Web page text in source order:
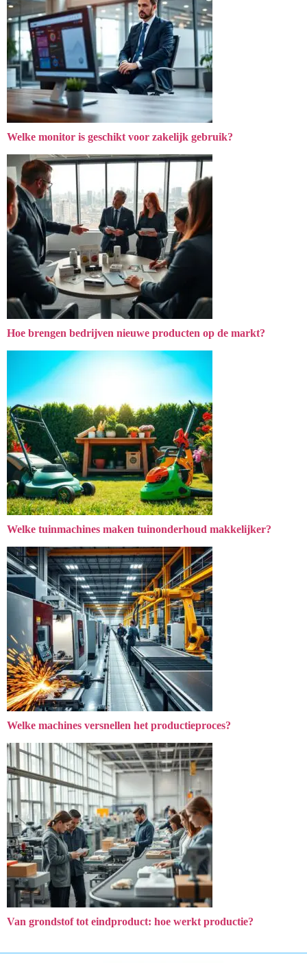
Welke monitor is geschikt voor zakelijk gebruik?
Hoe brengen bedrijven nieuwe producten op de markt?
Welke tuinmachines maken tuinonderhoud makkelijker?
Welke machines versnellen het productieproces?
Van grondstof tot eindproduct: hoe werkt productie?